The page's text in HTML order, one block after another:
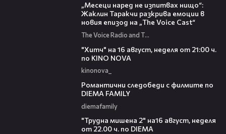
„Месеци наред не изпитвах нищо“:
Жаклин Таракчи разкрива емоции в
новия епизод на „The Voice Cast“
The Voice Radio and TV Bulgaria
"Хитч" на 16 август, неделя от 21:00 ч.
по KINO NOVA
kinonova_
Романтични следобеди с филмите по
DIEMA FAMILY
diemafamily
"Трудна мишена 2" на16 август, неделя
от 22.00 ч. по DIEMA